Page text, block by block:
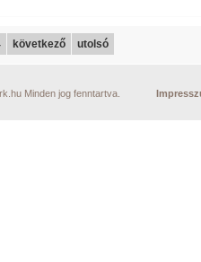
következő utolsó
Minden jog fenntartva.